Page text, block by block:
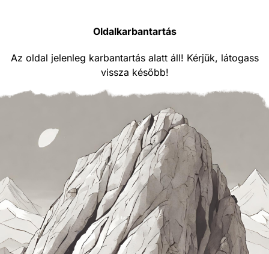
Oldalkarbantartás
Az oldal jelenleg karbantartás alatt áll! Kérjük, látogass
vissza később!